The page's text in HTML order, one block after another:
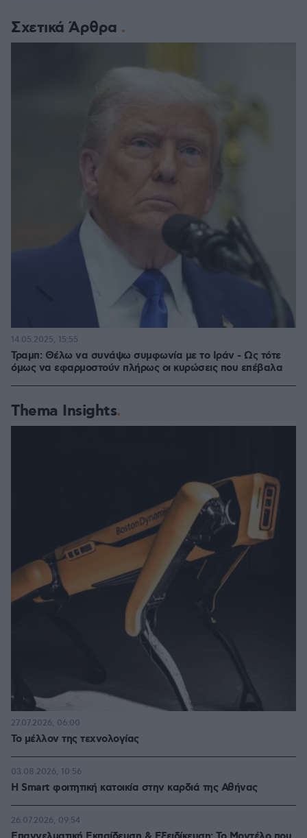
Σχετικά Άρθρα
Τραμπ: Θέλω να συνάψω συμφωνία με το Ιράν - Ως τότε
όμως να εφαρμοστούν πλήρως οι κυρώσεις που επέβαλα
14.05.2025, 15:55
Thema Insights
Το μέλλον της τεχνολογίας
27.07.2026, 06:00
Η Smart φοιτητική κατοικία στην καρδιά της Αθήνας
03.08.2026, 10:56
26.07.2026, 09:54